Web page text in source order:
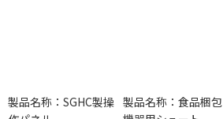
製品名称：SGHC製操 製品名称：食品梱包